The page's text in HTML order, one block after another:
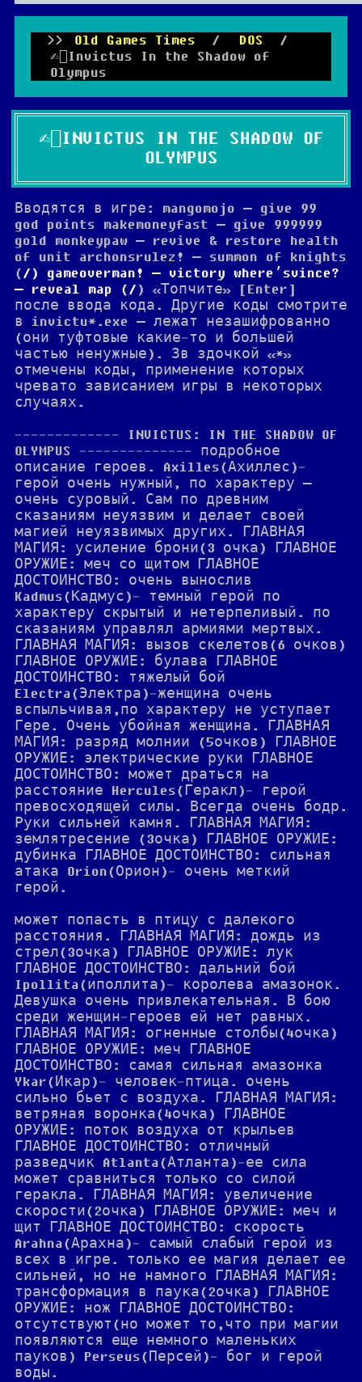
Old Games Times / DOS
/
✍🏻Invictus In the Shadow of
Olympus
✍🏻INVICTUS IN THE SHADOW OF
OLYMPUS
Вводятся в игре: mangomojo — give 99
god points makemoneyfast — give 999999
gold monkeypaw — revive & restore health
of unit archonsrulez! — summon of knights
(
) gameoverman! — victory where’svince?
— reveal map (
) «Топчите» [Enter]
после ввода кода. Другие коды смотрите
в invictu*.exe — лежат незашифрованно
(они туфтовые какие-то и большей
частью ненужные). Зв здочкой «*»
отмечены коды, применение которых
чревато зависанием игры в некоторых
случаях.
------------- INVICTUS: IN THE SHADOW OF
OLYMPUS -------------- подробное
описание героев. Axilles(Ахиллес)-
герой очень нужный, по характеру —
очень суровый. Сам по древним
сказаниям неуязвим и делает своей
магией неуязвимых других. ГЛАВНАЯ
МАГИЯ: усиление брони(3 очка) ГЛАВНОЕ
ОРУЖИЕ: меч со щитом ГЛАВНОЕ
ДОСТОИНСТВО: очень вынослив
Kadmus(Кадмус)- темный герой по
характеру скрытый и нетерпеливый. по
сказаниям управлял армиями мертвых.
ГЛАВНАЯ МАГИЯ: вызов скелетов(6 очков)
ГЛАВНОЕ ОРУЖИЕ: булава ГЛАВНОЕ
ДОСТОИНСТВО: тяжелый бой
Electra(Электра)-женщина очень
вспыльчивая,по характеру не уступает
Гере. Очень убойная женщина. ГЛАВНАЯ
МАГИЯ: разряд молнии (5очков) ГЛАВНОЕ
ОРУЖИЕ: электрические руки ГЛАВНОЕ
ДОСТОИНСТВО: может драться на
расстояние Hercules(Геракл)- герой
превосходящей силы. Всегда очень бодр.
Руки сильней камня. ГЛАВНАЯ МАГИЯ:
землятресение (3очка) ГЛАВНОЕ ОРУЖИЕ:
дубинка ГЛАВНОЕ ДОСТОИНСТВО: сильная
атака Orion(Орион)- очень меткий
герой.
может попасть в птицу с далекого
расстояния. ГЛАВНАЯ МАГИЯ: дождь из
стрел(3очка) ГЛАВНОЕ ОРУЖИЕ: лук
ГЛАВНОЕ ДОСТОИНСТВО: дальний бой
Ipollita(иполлита)- королева амазонок.
Девушка очень привлекательная. В бою
среди женщин-героев ей нет равных.
ГЛАВНАЯ МАГИЯ: огненные столбы(4очка)
ГЛАВНОЕ ОРУЖИЕ: меч ГЛАВНОЕ
ДОСТОИНСТВО: самая сильная амазонка
Ykar(Икар)- человек-птица. очень
сильно бьет с воздуха. ГЛАВНАЯ МАГИЯ:
ветряная воронка(4очка) ГЛАВНОЕ
ОРУЖИЕ: поток воздуха от крыльев
ГЛАВНОЕ ДОСТОИНСТВО: отличный
разведчик Atlanta(Атланта)-ее сила
может сравниться только со силой
геракла. ГЛАВНАЯ МАГИЯ: увеличение
скорости(2очка) ГЛАВНОЕ ОРУЖИЕ: меч и
щит ГЛАВНОЕ ДОСТОИНСТВО: скорость
Arahna(Арахна)- самый слабый герой из
всех в игре. только ее магия делает ее
сильней, но не намного ГЛАВНАЯ МАГИЯ:
трансформация в паука(2очка) ГЛАВНОЕ
ОРУЖИЕ: нож ГЛАВНОЕ ДОСТОИНСТВО:
отсутствуют(но может то,что при магии
появляются еще немного маленьких
пауков) Perseus(Персей)- бог и герой
воды.